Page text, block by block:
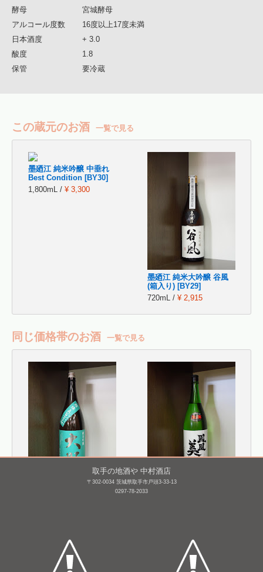
酵母
宮城酵母
アルコール度数
16度以上17度未満
日本酒度
+ 3.0
酸度
1.8
保管
要冷蔵
この蔵元のお酒 一覧で見る
墨廼江 純米吟醸 中垂れ
Best Condition [BY30]
1,800mL / ¥ 3,300
墨廼江 純米大吟醸 谷風
(箱入り) [BY29]
720mL / ¥ 2,915
同じ価格帯のお酒 一覧で見る
大那 純米吟醸 那須五百
鳳凰美田 純米大吟醸 亀
粋 無濾過本生(髭
取手の地酒や 中村酒店
〒302-0034 茨城県取手市戸頭3-33-13
0297-78-2033